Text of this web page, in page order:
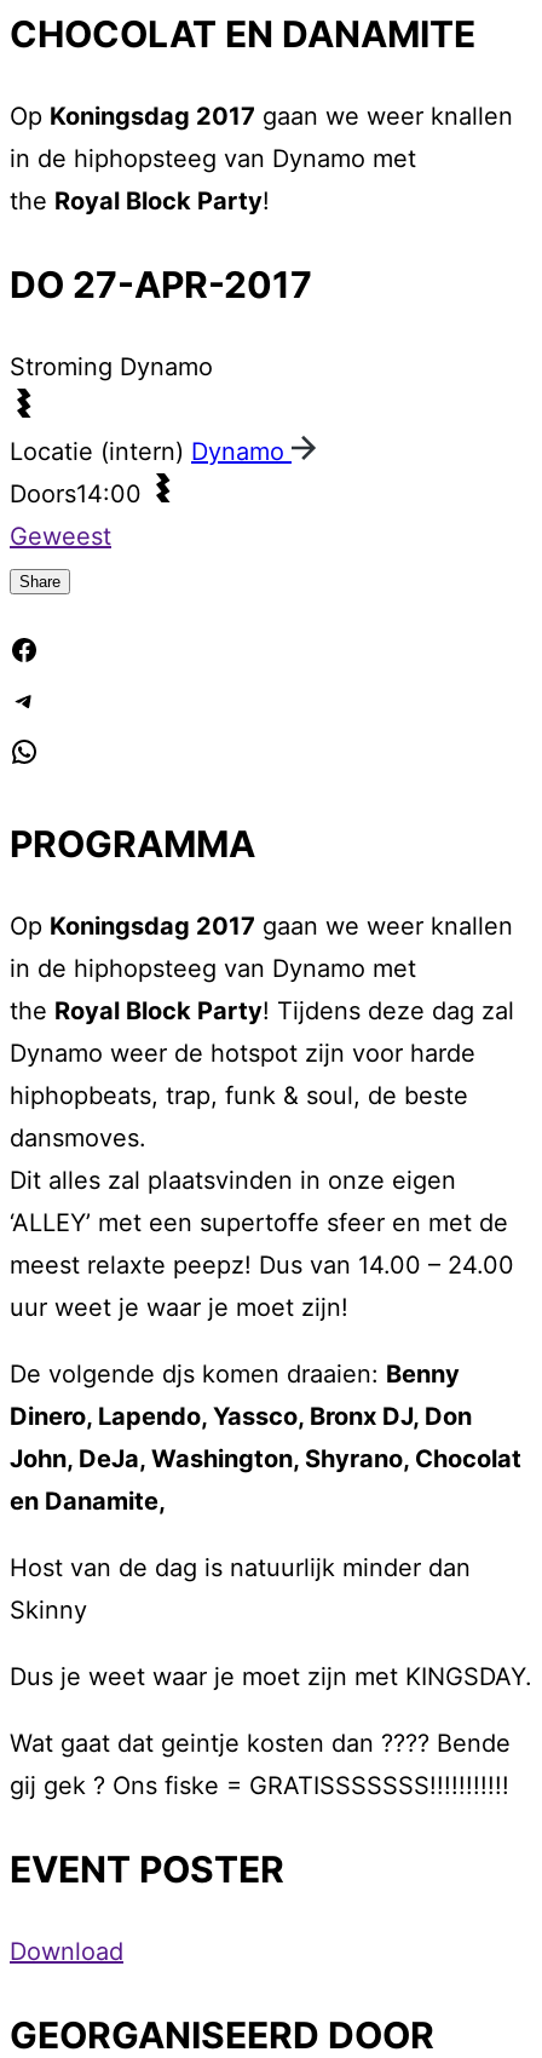
CHOCOLAT EN DANAMITE
Op Koningsdag 2017 gaan we weer knallen
in de hiphopsteeg van Dynamo met
the Royal Block Party!
DO 27-APR-2017
Stroming Dynamo
Locatie (intern) Dynamo
Doors14:00
Geweest
Share
PROGRAMMA
Op Koningsdag 2017 gaan we weer knallen
in de hiphopsteeg van Dynamo met
the Royal Block Party! Tijdens deze dag zal
Dynamo weer de hotspot zijn voor harde
hiphopbeats, trap, funk & soul, de beste
dansmoves.
Dit alles zal plaatsvinden in onze eigen
‘ALLEY’ met een supertoffe sfeer en met de
meest relaxte peepz! Dus van 14.00 – 24.00
uur weet je waar je moet zijn!
De volgende djs komen draaien: Benny
Dinero, Lapendo, Yassco, Bronx DJ, Don
John, DeJa, Washington, Shyrano, Chocolat
en Danamite,
Host van de dag is natuurlijk minder dan
Skinny
Dus je weet waar je moet zijn met KINGSDAY.
Wat gaat dat geintje kosten dan ???? Bende
gij gek ? Ons fiske = GRATISSSSSSS!!!!!!!!!!!
EVENT POSTER
Download
GEORGANISEERD DOOR